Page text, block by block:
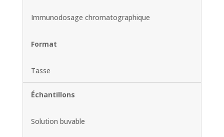
Immunodosage chromatographique
Format
Tasse
Échantillons
Solution buvable